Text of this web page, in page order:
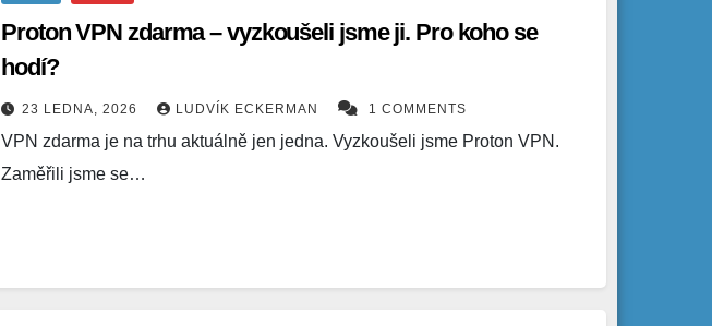
Proton VPN zdarma – vyzkoušeli jsme ji. Pro koho se
hodí?
23 LEDNA, 2026 LUDVÍK ECKERMAN 1 COMMENTS
VPN zdarma je na trhu aktuálně jen jedna. Vyzkoušeli jsme Proton VPN.
Zaměřili jsme se…